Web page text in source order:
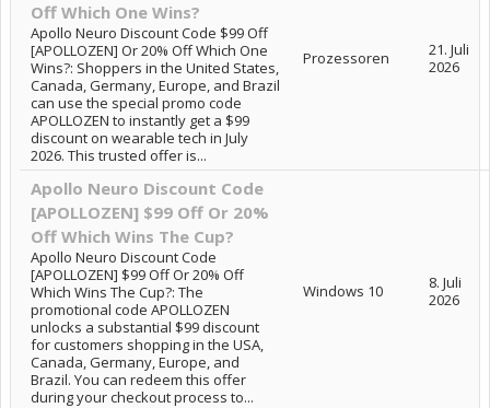
Off Which One Wins?
Apollo Neuro Discount Code $99 Off
[APOLLOZEN] Or 20% Off Which One
Wins?: Shoppers in the United States,
Canada, Germany, Europe, and Brazil
can use the special promo code
APOLLOZEN to instantly get a $99
discount on wearable tech in July
2026. This trusted offer is...
Prozessoren
21. Juli
2026
Apollo Neuro Discount Code
[APOLLOZEN] $99 Off Or 20%
Off Which Wins The Cup?
Apollo Neuro Discount Code
[APOLLOZEN] $99 Off Or 20% Off
Which Wins The Cup?: The
promotional code APOLLOZEN
unlocks a substantial $99 discount
for customers shopping in the USA,
Canada, Germany, Europe, and
Brazil. You can redeem this offer
during your checkout process to...
Windows 10
8. Juli
2026